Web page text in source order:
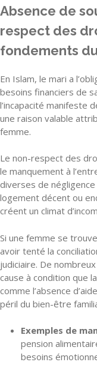
Absence de
respect des
fondements
En Islam, le mari a
besoins financiers de
l’incapacité manifeste
une raison valable
femme.
Le non-respect des
le manquement à
diverses de
logement décent ou
créent un climat
Si une femme se
avoir tenté la
judiciaire. De
cause à condition que
comme l’absence
péril du bien-être
Exemples de
pension
besoins